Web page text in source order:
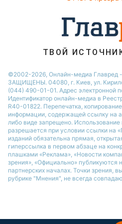
ТВОЙ
©2002-2026, Онлайн-медиа Главред -
ЗАЩИЩЕНЫ. 04080, г. Киев, ул.
(044) 490-01-01. Адрес электронной
Идентификатор онлайн-медиа в
R40-01822. Перепечатка,
информации, содержащей ссылку на
либо виде запрещено. Использование
разрешается при условии ссылки на
изданий обязательна прямая,
гиперссылка в первом абзаце на
плашками «Реклама», «Новости
зрения», «Официально» публикуются
партнерских началах. Точки зрения,
рубрике "Мнения", не всегда